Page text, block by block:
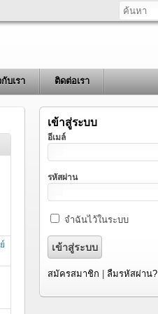
บเรา ติดต่อเรา
เข้าสู่ระบบ
อีเมล์
รหัสผ่าน
จำฉันไว้ในระบบ
สมัครสมาชิก ลืมรหัสผ่าน?